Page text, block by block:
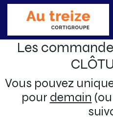
Les
Vous pouvez
pour demain